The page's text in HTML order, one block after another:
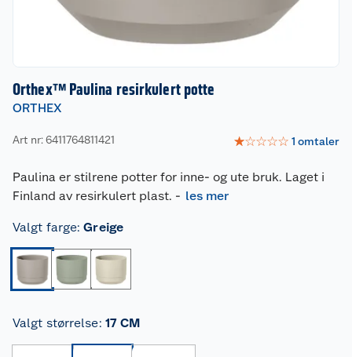
Orthex™ Paulina resirkulert potte
ORTHEX
Art nr: 6411764811421 ☆☆☆☆☆ 1 omtaler
Paulina er stilrene potter for inne- og ute bruk. Laget i
Finland av resirkulert plast. - les mer
Valgt farge: Greige
Valgt størrelse: 17 CM